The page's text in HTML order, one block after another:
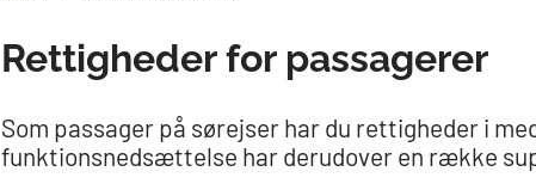
Rettigheder for passagerer
Som passager på sørejser har du rettigheder i
funktionsnedsættelse har derudover en række